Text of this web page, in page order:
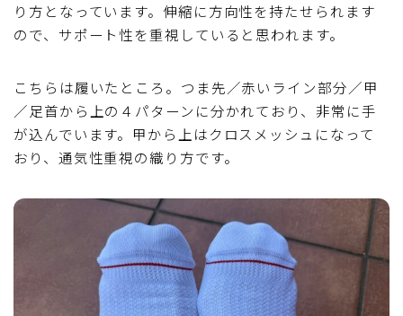
り方となっています。伸縮に方向性を持たせられます
ので、サポート性を重視していると思われます。
こちらは履いたところ。つま先／赤いライン部分／甲
／足首から上の４パターンに分かれており、非常に手
が込んでいます。甲から上はクロスメッシュになって
おり、通気性重視の織り方です。